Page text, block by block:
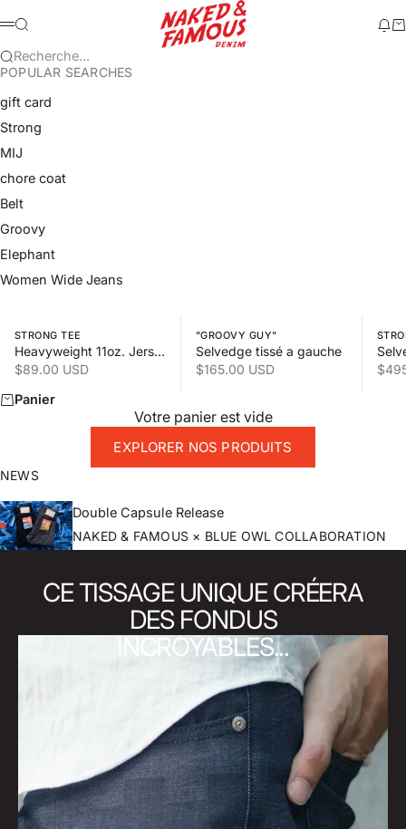
Naked & Famous Denim
Menu
Recherche
Recherche...
POPULAR SEARCHES
gift card
Strong
MIJ
chore coat
Belt
Groovy
Elephant
Women Wide Jeans
STRONG TEE
Heavyweight 11oz. Jersey
Prix de vente
$89.00 USD
"GROOVY GUY"
Selvedge tissé a gauche
Prix de vente
$165.00 USD
Prix
Panier
Votre panier est vide
EXPLORER NOS PRODUITS
NEWS
Double Capsule Release
NAKED & FAMOUS × BLUE OWL COLLABORATION
CE TISSAGE UNIQUE CRÉERA
DES FONDUS
INCROYABLES...